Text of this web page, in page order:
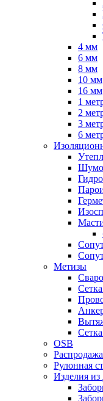
4 мм
6 мм
8 мм
10 мм
16 мм
1
2
3
6
Метизы
OSB
Распродажа
Рулонная
Изделия